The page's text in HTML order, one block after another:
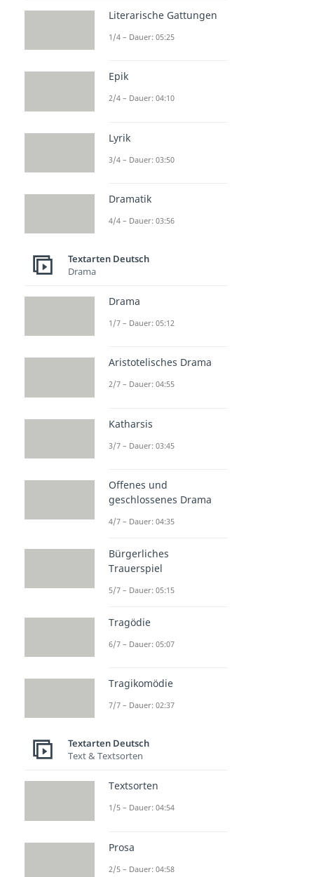
Literarische Gattungen
1/4 – Dauer: 05:25
Epik
2/4 – Dauer: 04:10
Lyrik
3/4 – Dauer: 03:50
Dramatik
4/4 – Dauer: 03:56
Textarten Deutsch
Drama
Drama
1/7 – Dauer: 05:12
Aristotelisches Drama
2/7 – Dauer: 04:55
Katharsis
3/7 – Dauer: 03:45
Offenes und
geschlossenes Drama
4/7 – Dauer: 04:35
Bürgerliches
Trauerspiel
5/7 – Dauer: 05:15
Tragödie
6/7 – Dauer: 05:07
Tragikomödie
7/7 – Dauer: 02:37
Textarten Deutsch
Text & Textsorten
Textsorten
1/5 – Dauer: 04:54
Prosa
2/5 – Dauer: 04:58